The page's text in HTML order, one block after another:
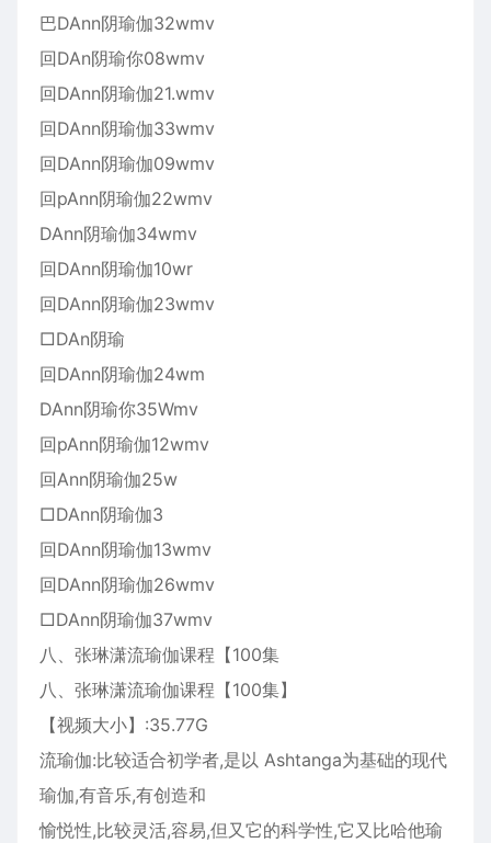
巴DAnn阴瑜伽32wmv
回DAn阴瑜你08wmv
回DAnn阴瑜伽21.wmv
回DAnn阴瑜伽33wmv
回DAnn阴瑜伽09wmv
回pAnn阴瑜伽22wmv
DAnn阴瑜伽34wmv
回DAnn阴瑜伽10wr
回DAnn阴瑜伽23wmv
□DAn阴瑜
回DAnn阴瑜伽24wm
DAnn阴瑜你35Wmv
回pAnn阴瑜伽12wmv
回Ann阴瑜伽25w
□DAnn阴瑜伽3
回DAnn阴瑜伽13wmv
回DAnn阴瑜伽26wmv
□DAnn阴瑜伽37wmv
八、张琳潇流瑜伽课程【100集
八、张琳潇流瑜伽课程【100集】
【视频大小】:35.77G
流瑜伽:比较适合初学者,是以 Ashtanga为基础的现代
瑜伽,有音乐,有创造和
愉悦性,比较灵活,容易,但又它的科学性,它又比哈他瑜